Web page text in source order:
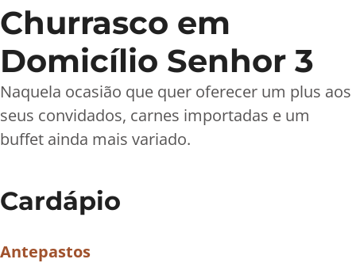
Churrasco em
Domicílio Senhor 3
Naquela ocasião que quer oferecer um plus aos
seus convidados, carnes importadas e um
buffet ainda mais variado.
Cardápio
Antepastos